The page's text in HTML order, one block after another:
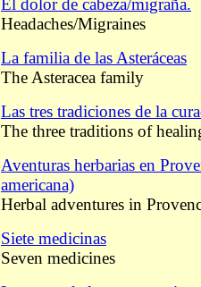
El dolor de cabeza/migraña.
Headaches/Migraines
La familia de las Asteráceas
The Asteracea family
Las tres tradiciones de la
The three traditions of
Aventuras herbarias en
americana)
Herbal adventures in
Siete medicinas
Seven medicines